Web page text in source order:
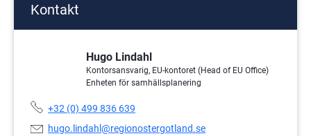
Kontakt
Hugo Lindahl
Kontorsansvarig, EU-kontoret (Head of EU Office)
Enheten för samhällsplanering
Telefonnummer:
+32 (0) 499 836 639
E-
hugo.lindahl@regionostergotland.se